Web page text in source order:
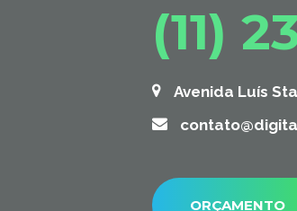
(11)
Avenida Luís
ORÇAMENTO